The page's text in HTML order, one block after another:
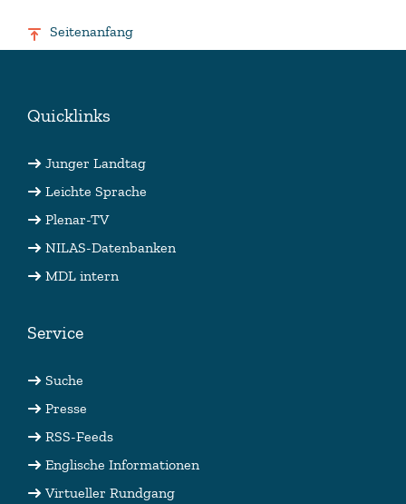
Seitenanfang
Quicklinks
Junger Landtag
Leichte Sprache
Plenar-TV
NILAS-Datenbanken
MDL intern
Service
Suche
Presse
RSS-Feeds
Englische Informationen
Virtueller Rundgang